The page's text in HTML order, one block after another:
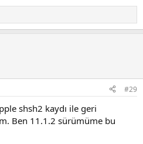
#29
shsh2 kaydı ile geri
Ben 11.1.2 sürümüme bu